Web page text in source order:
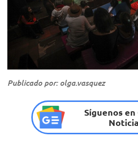
Publicado por: olga.vasquez
Síguenos